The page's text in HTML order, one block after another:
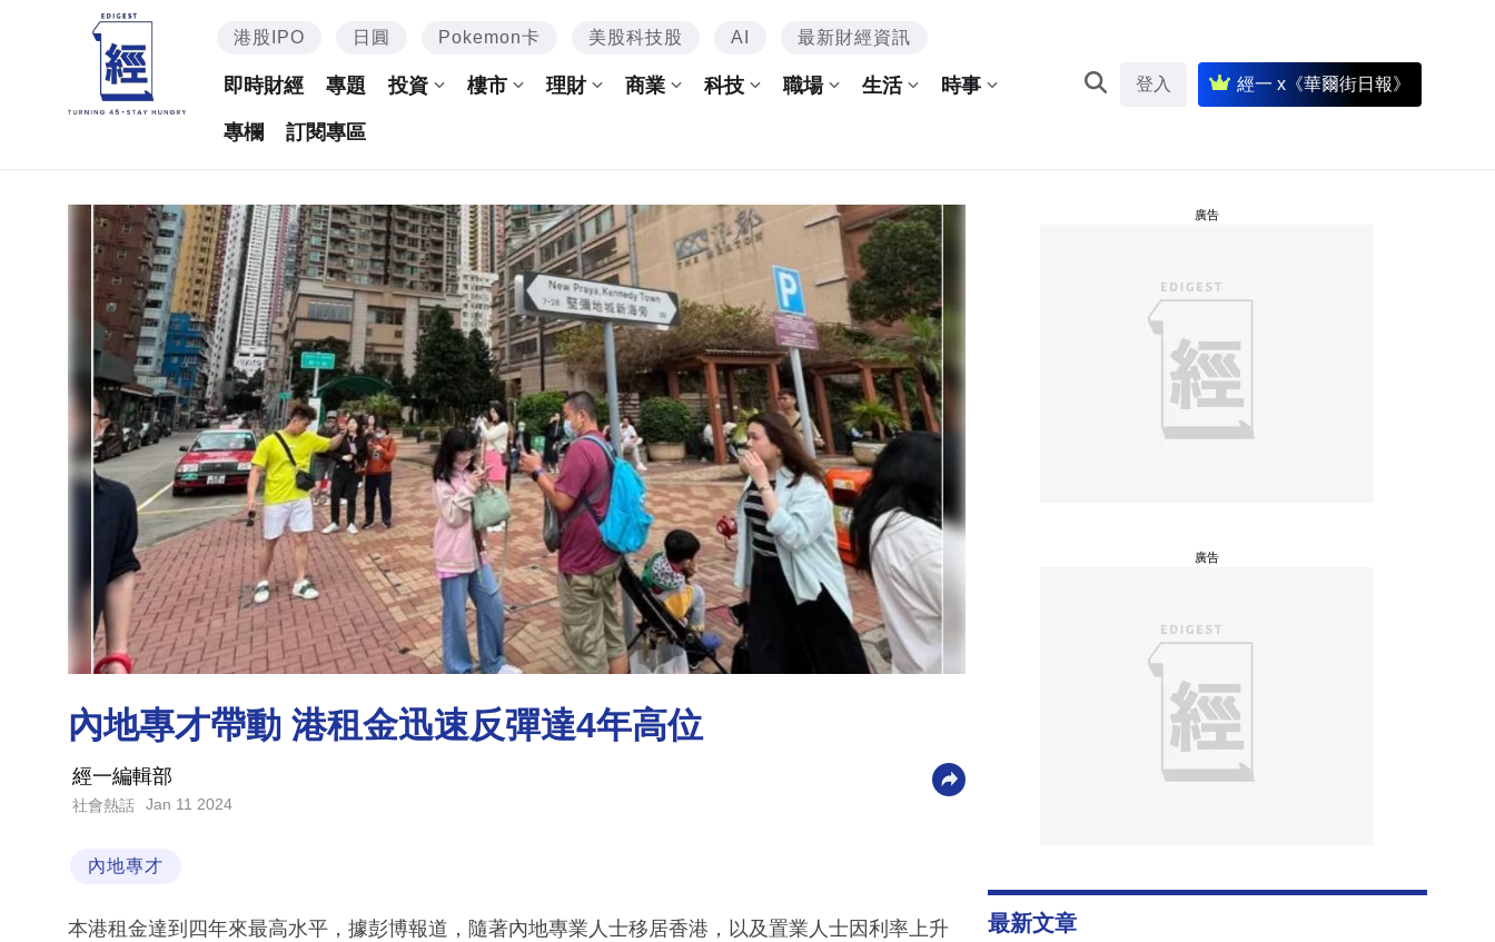
港股IPO 日圓 Pokemon卡 美股科技股 AI 最新財經資訊
即時財經 專題 投資 樓市 理財 商業 科技 職場 生活 時事
專欄 訂閱專區
登入 經一 x《華爾街日報》
內地專才帶動 港租金迅速反彈達4年高位
經一編輯部
社會熱話 Jan 11 2024
內地專才
本港租金達到四年來最高水平，據彭博報道，隨著內地專業人士移居香港，以及置業人士因利率上升
廣告
廣告
最新文章